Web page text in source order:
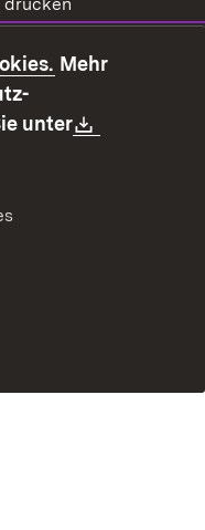
zur
Link melden
Mehr
unter